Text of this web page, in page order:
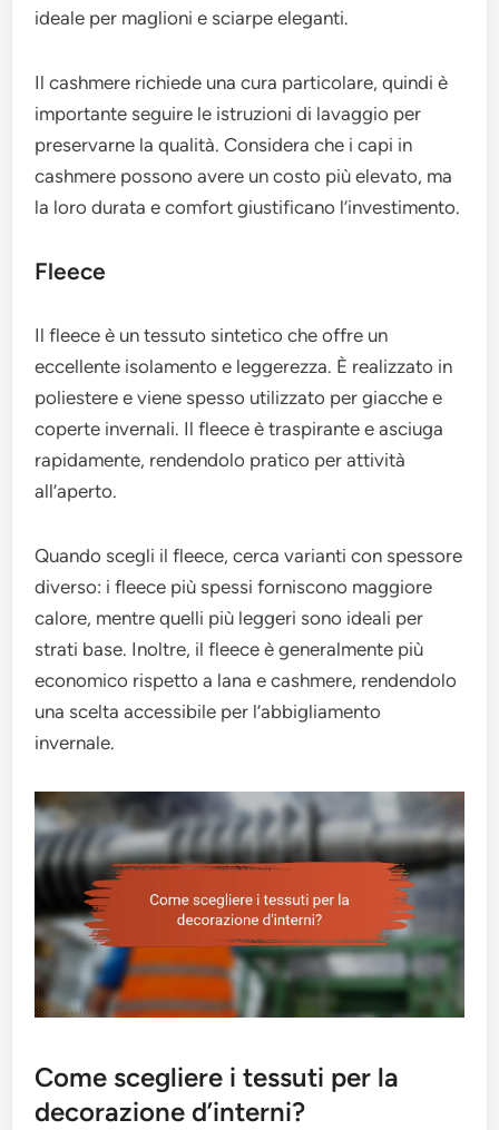
ideale per maglioni e sciarpe eleganti.
Il cashmere richiede una cura particolare, quindi è
importante seguire le istruzioni di lavaggio per
preservarne la qualità. Considera che i capi in
cashmere possono avere un costo più elevato, ma
la loro durata e comfort giustificano l’investimento.
Fleece
Il fleece è un tessuto sintetico che offre un
eccellente isolamento e leggerezza. È realizzato in
poliestere e viene spesso utilizzato per giacche e
coperte invernali. Il fleece è traspirante e asciuga
rapidamente, rendendolo pratico per attività
all’aperto.
Quando scegli il fleece, cerca varianti con spessore
diverso: i fleece più spessi forniscono maggiore
calore, mentre quelli più leggeri sono ideali per
strati base. Inoltre, il fleece è generalmente più
economico rispetto a lana e cashmere, rendendolo
una scelta accessibile per l’abbigliamento
invernale.
Come scegliere i tessuti per la
decorazione d’interni?